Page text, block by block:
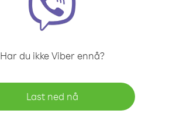
Har du ikke Viber ennå?
Last ned nå